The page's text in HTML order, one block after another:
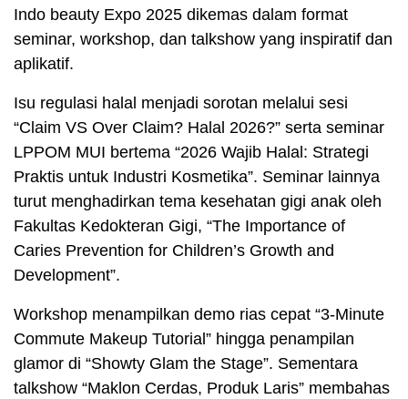
Indo beauty Expo 2025 dikemas dalam format
seminar, workshop, dan talkshow yang inspiratif dan
aplikatif.
Isu regulasi halal menjadi sorotan melalui sesi
“Claim VS Over Claim? Halal 2026?” serta seminar
LPPOM MUI bertema “2026 Wajib Halal: Strategi
Praktis untuk Industri Kosmetika”. Seminar lainnya
turut menghadirkan tema kesehatan gigi anak oleh
Fakultas Kedokteran Gigi, “The Importance of
Caries Prevention for Children’s Growth and
Development”.
Workshop menampilkan demo rias cepat “3-Minute
Commute Makeup Tutorial” hingga penampilan
glamor di “Showty Glam the Stage”. Sementara
talkshow “Maklon Cerdas, Produk Laris” membahas